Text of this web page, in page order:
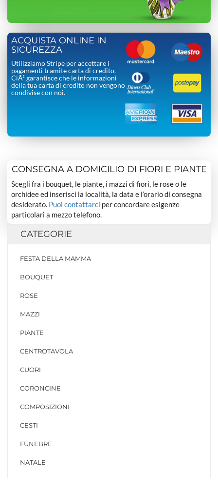
ACQUISTA ONLINE IN
SICUREZZA
Utilizziamo Stripe per accettare i
pagamenti tramite carta di credito.
CiÃ² garantisce che le informazioni
della tua carta di credito non vengono
condivise con noi.
CONSEGNA A DOMICILIO DI FIORI E PIANTE
Scegli fra i bouquet, le piante, i mazzi di fiori, le rose o le
orchidee ed inserisci la località, la data e l’orario di consegna
desiderato. Puoi contattarci per concordare esigenze
particolari a mezzo telefono.
CATEGORIE
FESTA DELLA MAMMA
BOUQUET
ROSE
MAZZI
PIANTE
CENTROTAVOLA
CUORI
CORONCINE
COMPOSIZIONI
CESTI
FUNEBRE
NATALE